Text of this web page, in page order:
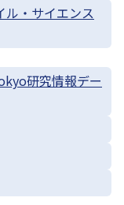
ル・サイエンス
研究情報デー